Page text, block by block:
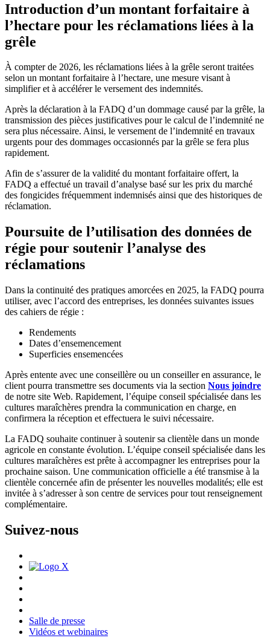
Introduction d’un montant forfaitaire à
l’hectare pour les réclamations liées à la
grêle
À compter de 2026, les réclamations liées à la grêle seront traitées
selon un montant forfaitaire à l’hectare, une mesure visant à
simplifier et à accélérer le versement des indemnités.
Après la déclaration à la FADQ d’un dommage causé par la grêle, la
transmission des pièces justificatives pour le calcul de l’indemnité ne
sera plus nécessaire. Ainsi, le versement de l’indemnité en travaux
urgents pour des dommages occasionnés par la grêle se fera plus
rapidement.
Afin de s’assurer de la validité du montant forfaitaire offert, la
FADQ a effectué un travail d’analyse basé sur les prix du marché
des fongicides fréquemment indemnisés ainsi que des historiques de
réclamation.
Poursuite de l’utilisation des données de
régie pour soutenir l’analyse des
réclamations
Dans la continuité des pratiques amorcées en 2025, la FADQ pourra
utiliser, avec l’accord des entreprises, les données suivantes issues
des cahiers de régie :
Rendements
Dates d’ensemencement
Superficies ensemencées
Après entente avec une conseillère ou un conseiller en assurance, le
client pourra transmettre ses documents via la section Nous joindre
de notre site Web. Rapidement, l’équipe conseil spécialisée dans les
cultures maraîchères prendra la communication en charge, en
confirmera la réception et effectuera le suivi nécessaire.
La FADQ souhaite continuer à soutenir sa clientèle dans un monde
agricole en constante évolution. L’équipe conseil spécialisée dans les
cultures maraîchères est prête à accompagner les entreprises pour la
prochaine saison. Une communication officielle a été transmise à la
clientèle concernée afin de présenter les nouvelles modalités; elle est
invitée à s’adresser à son centre de services pour tout renseignement
complémentaire.
Suivez-nous
Salle de presse
Vidéos et webinaires